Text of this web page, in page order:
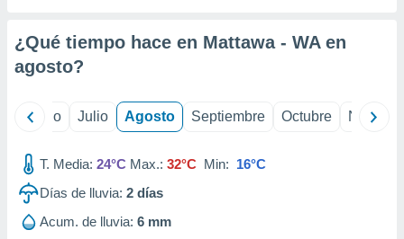
e
mediante
publicidad
publicidad
de
¿Qué tiempo hace en Mattawa - WA en
agosto?
Junio Julio Agosto Septiembre Octubre
T. Media: 24°C Max.: 32°C Min: 16°C
Días de lluvia: 2 días
Acum. de lluvia: 6 mm